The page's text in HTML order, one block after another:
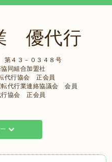
優代行
４３－０３４８号
同組合加盟社
代行協会 正会員
転代行業連絡協議会 会員
行協会 正会員